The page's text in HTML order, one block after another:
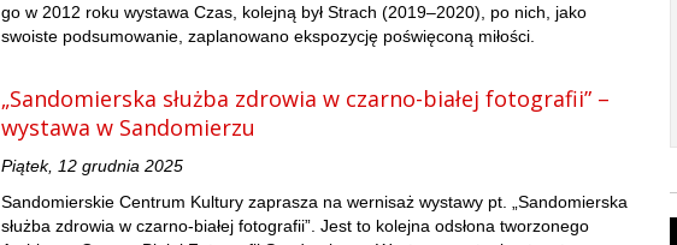
go w 2012 roku wystawa Czas, kolejną był Strach (2019–2020), po nich, jako
swoiste podsumowanie, zaplanowano ekspozycję poświęconą miłości.
„Sandomierska służba zdrowia w czarno-białej fotografii” –
wystawa w Sandomierzu
Piątek, 12 grudnia 2025
Sandomierskie Centrum Kultury zaprasza na wernisaż wystawy pt. „Sandomierska
służba zdrowia w czarno-białej fotografii”. Jest to kolejna odsłona tworzonego